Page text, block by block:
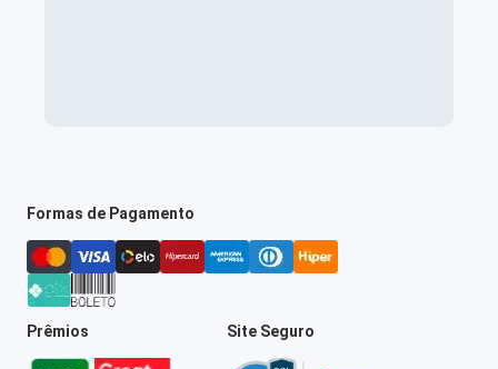
Formas de Pagamento
Prêmios Site Seguro